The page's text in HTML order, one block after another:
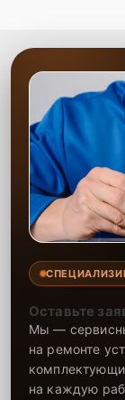
Оставьте
Мы —
на ремонте
на каждую